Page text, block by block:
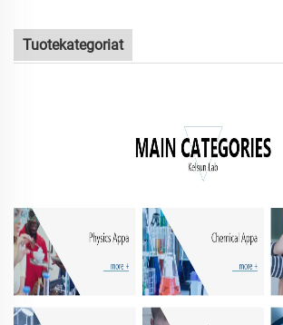
Tuotekategoriat